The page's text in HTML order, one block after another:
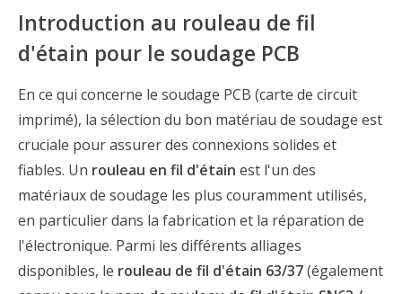
Introduction au rouleau de fil
d'étain pour le soudage PCB
En ce qui concerne le soudage PCB (carte de circuit
imprimé), la sélection du bon matériau de soudage est
cruciale pour assurer des connexions solides et
fiables. Un rouleau en fil d'étain est l'un des
matériaux de soudage les plus couramment utilisés,
en particulier dans la fabrication et la réparation de
l'électronique. Parmi les différents alliages
disponibles, le rouleau de fil d'étain 63/37(également